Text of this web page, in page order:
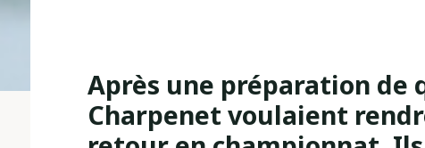
Après une préparation de
Charpenet voulaient